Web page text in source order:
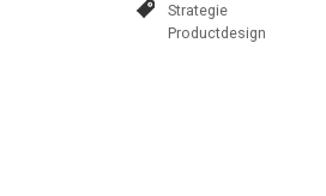
Strategie
Productdesign